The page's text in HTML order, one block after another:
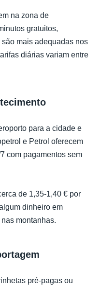
na zona de
gratuitos,
mais adequadas nos
diárias variam entre
para a cidade e
e Petrol oferecem
com pagamentos sem
de 1,35-1,40 € por
dinheiro em
montanhas.
pré-pagas ou